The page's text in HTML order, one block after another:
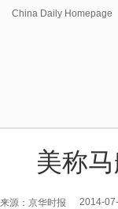
China Daily Homepage
美称
来源：京华时报 2014-